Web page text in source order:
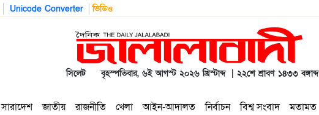
Unicode Converter ভিডিও
সিলেট বৃহস্পতিবার, ৬ই আগস্ট ২০২৬ খ্রিস্টাব্দ | ২২শে শ্রাবণ ১৪৩৩ বঙ্গাব্দ
সারাদেশ জাতীয় রাজনীতি খেলা আইন-আদালত নির্বাচন বিশ্ব সংবাদ মতামত